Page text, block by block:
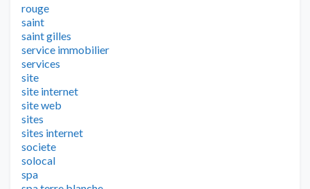
rouge
saint
saint gilles
service immobilier
services
site
site internet
site web
sites
sites internet
societe
solocal
spa